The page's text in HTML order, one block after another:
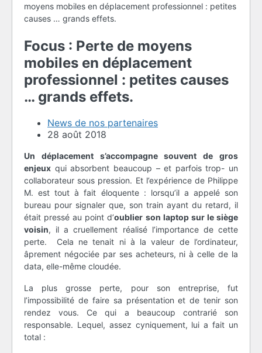
moyens mobiles en déplacement professionnel : petites
causes … grands effets.
Focus : Perte de moyens
mobiles en déplacement
professionnel : petites causes
… grands effets.
News de nos partenaires
28 août 2018
Un déplacement s’accompagne souvent de gros
enjeux qui absorbent beaucoup – et parfois trop- un
collaborateur sous pression. Et l’expérience de Philippe
M. est tout à fait éloquente : lorsqu’il a appelé son
bureau pour signaler que, son train ayant du retard, il
était pressé au point d’oublier son laptop sur le siège
voisin, il a cruellement réalisé l’importance de cette
perte. Cela ne tenait ni à la valeur de l’ordinateur,
âprement négociée par ses acheteurs, ni à celle de la
data, elle-même cloudée.
La plus grosse perte, pour son entreprise, fut
l’impossibilité de faire sa présentation et de tenir son
rendez vous. Ce qui a beaucoup contrarié son
responsable. Lequel, assez cyniquement, lui a fait un
total :